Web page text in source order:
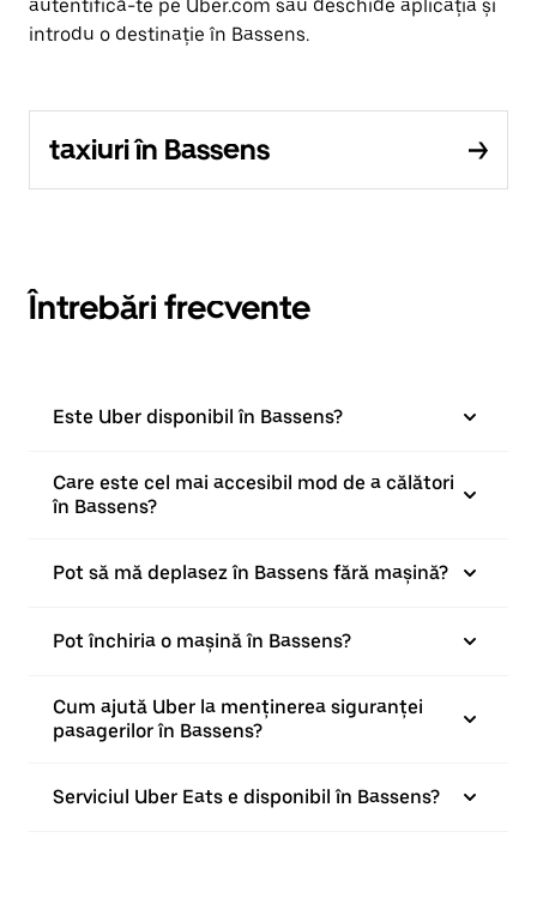
autentifică-te pe Uber.com sau deschide aplicația și
introdu o destinație în Bassens.
taxiuri în Bassens
Întrebări frecvente
Este Uber disponibil în Bassens?
Care este cel mai accesibil mod de a călători
în Bassens?
Pot să mă deplasez în Bassens fără mașină?
Pot închiria o mașină în Bassens?
Cum ajută Uber la menținerea siguranței
pasagerilor în Bassens?
Serviciul Uber Eats e disponibil în Bassens?